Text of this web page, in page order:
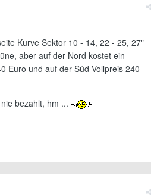
Kurve Sektor 10 - 14, 22 - 25, 27"
aber auf der Nord kostet ein
Euro und auf der Süd Vollpreis 240
bezahlt, hm ...